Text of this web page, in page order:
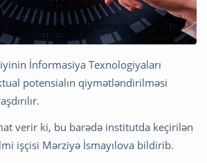
İnformasiya Texnologiyaları
potensialın qiymətləndirilməsi
verir ki, bu barədə institutda keçirilən
işçisi Mərziyə İsmayılova bildirib.